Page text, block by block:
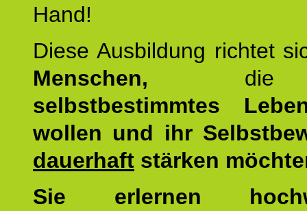
Hand!
Diese Ausbildung richtet
Menschen,
selbstbestimmtes
wollen und ihr
dauerhaft stärken
Sie erlernen